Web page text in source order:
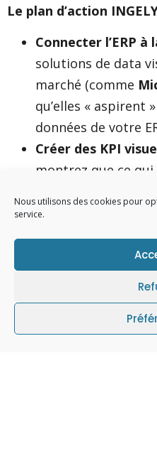
Nous utilisons des cookies pour
service.
Le plan d’action
Connecter l’ERP à
solutions de data
marché (comme
qu’elles « aspirent
données de votre
Créer des KPI
montrez que ce
situation en 3
alertes sur les
Le pilotage
pour anticiper le
simplement